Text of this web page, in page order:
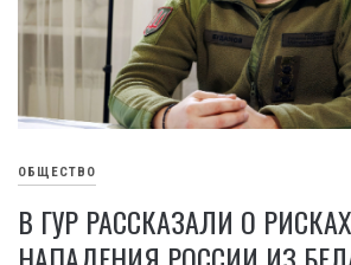
ОБЩЕСТВО
В ГУР РАССКАЗАЛИ О